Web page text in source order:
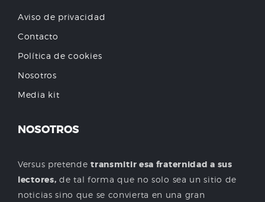
Aviso de privacidad
Contacto
Política de cookies
Nosotros
Media kit
NOSOTROS
Versus pretendetransmitir esa fraternidad a sus
lectores, de tal forma que no solo sea un sitio de
noticias sino que se convierta en una gran